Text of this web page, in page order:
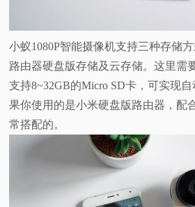
小蚁1080P智能摄像机支持三种存储
路由器硬盘版存储及云存储。这里需
支持8~32GB的Micro SD卡，可实现
果你使用的是小米硬盘版路由器，配
常搭配的。